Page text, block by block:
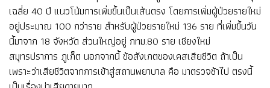
เฉลี่ย 40 ปี แนวโน้มการเพิ่มขึ้นเป็นเส้นตรง โดยการเพิ่มผู้ป่วยรายใหม่
อยู่ประมาณ 100 กว่าราย สำหรับผู้ป่วยรายใหม่ 136 ราย ที่เพิ่มขึ้นวัน
นี้มาจาก 18 จังหวัด ส่วนใหญ่อยู่ กทม.80 ราย เชียงใหม่
สมุทรปราการ ภูเก็ต นอกจากนี้ ข้อสังเกตของเคสเสียชีวิต ถ้าเป็น
เพราะว่าเสียชีวิตจากการเข้าสู่สถานพยาบาล คือ มาตรวจช้าไป ตรงนี้